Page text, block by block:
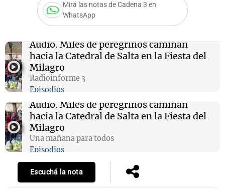
Mirá las notas de Cadena 3 en
WhatsApp
Audio. Miles de peregrinos caminan
hacia la Catedral de Salta en la Fiesta del
Milagro
Radioinforme 3
Episodios
Audio. Miles de peregrinos caminan
hacia la Catedral de Salta en la Fiesta del
Milagro
Una mañana para todos
Episodios
Escuchá la nota
Notas
La Sole en